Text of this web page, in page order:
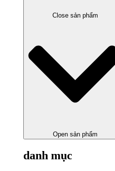
Close sản phẩm
Open sản phẩm
danh mục